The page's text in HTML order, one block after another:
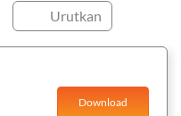
Urutkan
Download